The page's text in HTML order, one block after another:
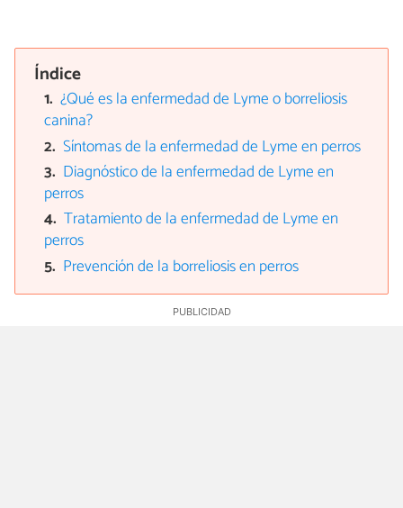
Índice
¿Qué es la enfermedad de Lyme o borreliosis
canina?
Síntomas de la enfermedad de Lyme en perros
Diagnóstico de la enfermedad de Lyme en
perros
Tratamiento de la enfermedad de Lyme en
perros
Prevención de la borreliosis en perros